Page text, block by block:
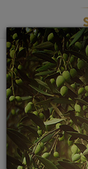
"pane " etiketiyle